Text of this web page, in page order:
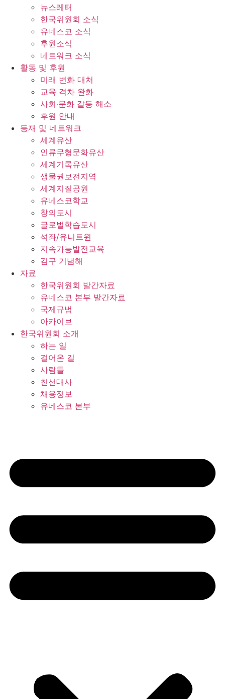
뉴스레터
한국위원회 소식
유네스코 소식
후원소식
네트워크 소식
활동 및 후원
미래 변화 대처
교육 격차 완화
사회∙문화 갈등 해소
후원 안내
등재 및 네트워크
세계유산
인류무형문화유산
세계기록유산
생물권보전지역
세계지질공원
유네스코학교
창의도시
글로벌학습도시
석좌/유니트윈
지속가능발전교육
김구 기념해
자료
한국위원회 발간자료
유네스코 본부 발간자료
국제규범
아카이브
한국위원회 소개
하는 일
걸어온 길
사람들
친선대사
채용정보
유네스코 본부